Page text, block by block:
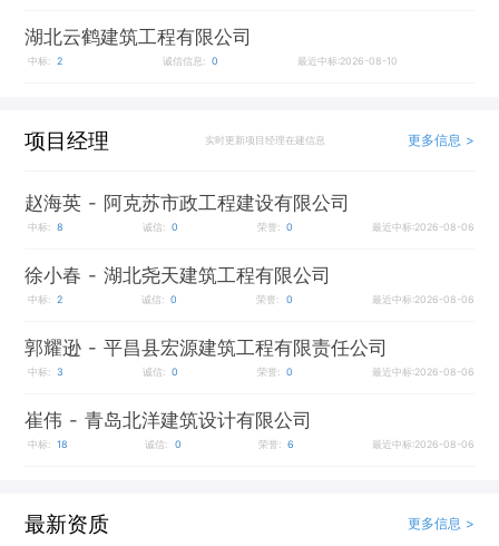
湖北云鹤建筑工程有限公司
中标: 2 诚信信息: 0 最近中标:2026-08-10
项目经理 实时更新项目经理在建信息 更多信息 >
赵海英 - 阿克苏市政工程建设有限公司
中标: 8 诚信: 0 荣誉: 0 最近中标:2026-08-06
徐小春 - 湖北尧天建筑工程有限公司
中标: 2 诚信: 0 荣誉: 0 最近中标:2026-08-06
郭耀逊 - 平昌县宏源建筑工程有限责任公司
中标: 3 诚信: 0 荣誉: 0 最近中标:2026-08-06
崔伟 - 青岛北洋建筑设计有限公司
中标: 18 诚信: 0 荣誉: 6 最近中标:2026-08-06
最新资质 更多信息 >